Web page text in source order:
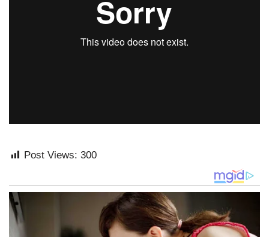
Post Views: 300